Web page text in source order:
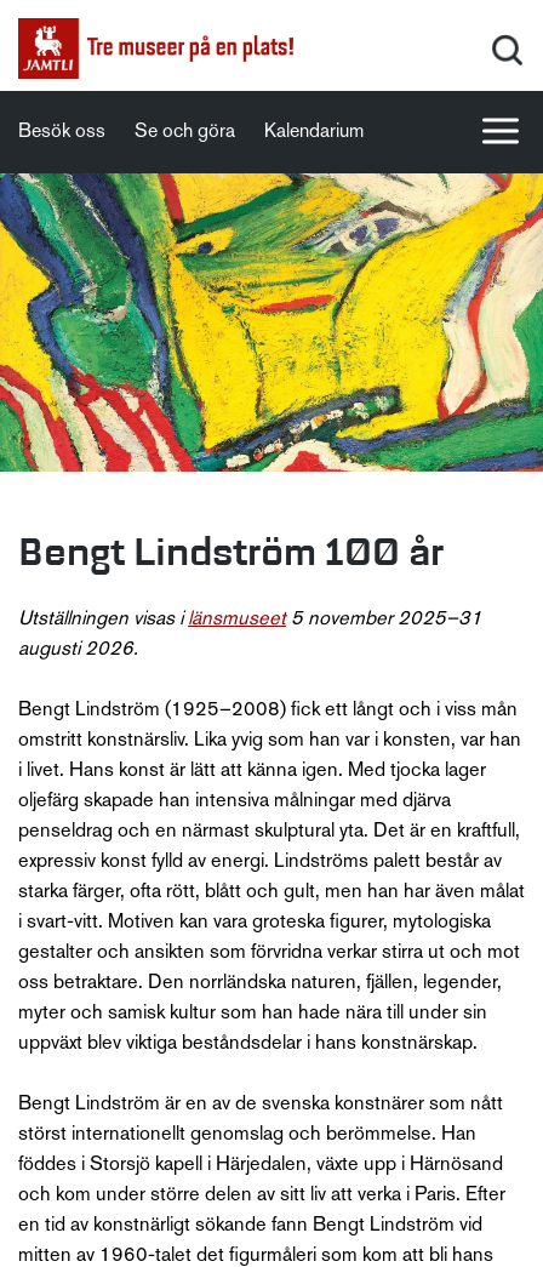
Besök oss Se och göra Kalendarium
Bengt Lindström 100 år
Utställningen visas ilänsmuseet5 november 2025–31
augusti 2026.
Bengt Lindström (1925–2008) fick ett långt och i viss mån
omstritt konstnärsliv. Lika yvig som han var i konsten, var han
i livet. Hans konst är lätt att känna igen. Med tjocka lager
oljefärg skapade han intensiva målningar med djärva
penseldrag och en närmast skulptural yta. Det är en kraftfull,
expressiv konst fylld av energi. Lindströms palett består av
starka färger, ofta rött, blått och gult, men han har även målat
i svart-vitt. Motiven kan vara groteska figurer, mytologiska
gestalter och ansikten som förvridna verkar stirra ut och mot
oss betraktare. Den norrländska naturen, fjällen, legender,
myter och samisk kultur som han hade nära till under sin
uppväxt blev viktiga beståndsdelar i hans konstnärskap.
Bengt Lindström är en av de svenska konstnärer som nått
störst internationellt genomslag och berömmelse. Han
föddes i Storsjö kapell i Härjedalen, växte upp i Härnösand
och kom under större delen av sitt liv att verka i Paris. Efter
en tid av konstnärligt sökande fann Bengt Lindström vid
mitten av 1960-talet det figurmåleri som kom att bli hans